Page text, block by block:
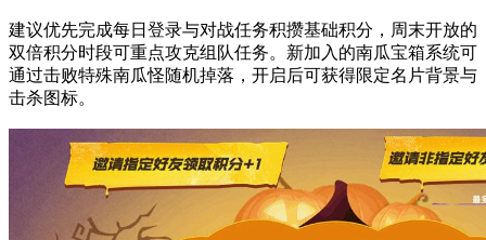
建议优先完成每日登录与对战任务积攒基础积分，周末开放的
双倍积分时段可重点攻克组队任务。新加入的南瓜宝箱系统可
通过击败特殊南瓜怪随机掉落，开启后可获得限定名片背景与
击杀图标。